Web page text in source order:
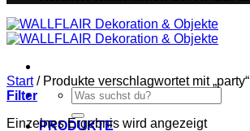
Suche
nach:
PRODUKTE
Start /Produkte verschlagwortet mit „party“
Filter
Einzelnes Ergebnis wird angezeigt